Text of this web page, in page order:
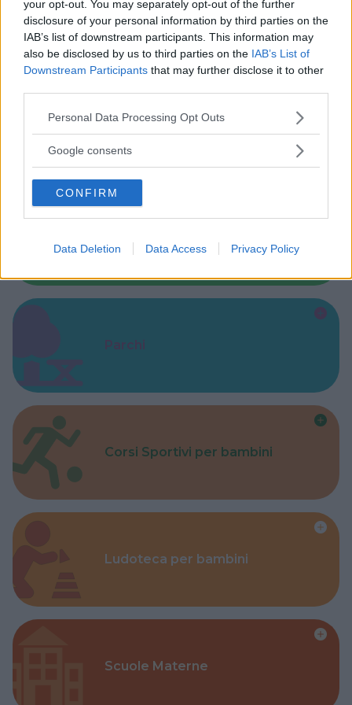
your opt-out. You may separately opt-out of the further
disclosure of your personal information by third parties on the
IAB’s list of downstream participants. This information may
also be disclosed by us to third parties on the IAB’s List of
Downstream Participants that may further disclose it to other
Please note that this website/app uses one or more Google
not limited to your visit or usage behaviour. You may click to
use your data for below specified purposes in below Google
consent section.
Personal Data Processing Opt Outs
Google consents
CONFIRM
Data Deletion Data Access Privacy Policy
Feste
Kinderheim
Parchi
Corsi Sportivi per bambini
Ludoteca per bambini
Scuole Materne